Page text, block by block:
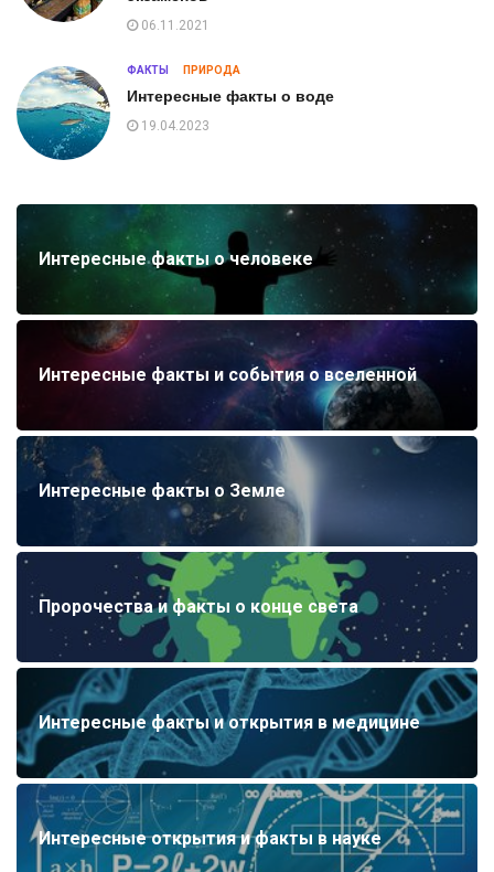
06.11.2021
ФАКТЫ ПРИРОДА
Интересные факты о воде
19.04.2023
Интересные факты о человеке
Интересные факты и события о вселенной
Интересные факты о Земле
Пророчества и факты о конце света
Интересные факты и открытия в медицине
Интересные открытия и факты в науке